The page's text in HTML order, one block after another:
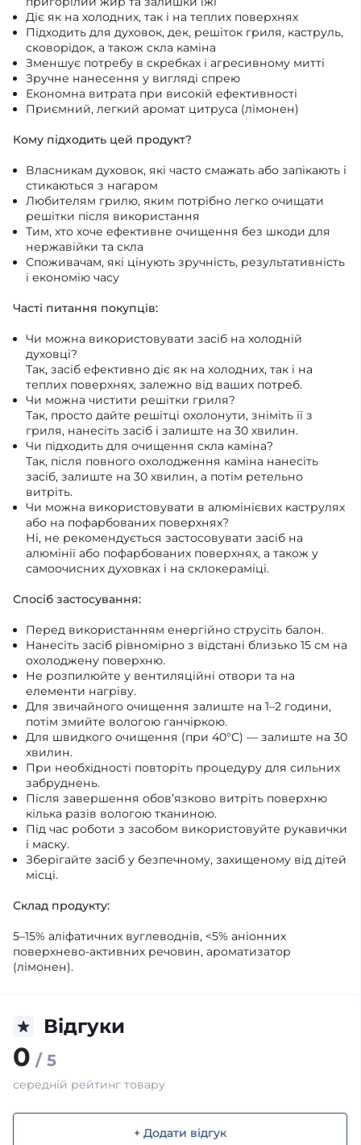
Діє як на холодних, так і на теплих поверхнях
Підходить для духовок, дек, решіток гриля, каструль,
сковорідок, а також скла каміна
Зменшує потребу в скребках і агресивному митті
Зручне нанесення у вигляді спрею
Економна витрата при високій ефективності
Приємний, легкий аромат цитруса (лімонен)
Кому підходить цей продукт?
Власникам духовок, які часто смажать або запікають і
стикаються з нагаром
Любителям грилю, яким потрібно легко очищати
решітки після використання
Тим, хто хоче ефективне очищення без шкоди для
нержавійки та скла
Споживачам, які цінують зручність, результативність
і економію часу
Часті питання покупців:
Чи можна використовувати засіб на холодній
духовці?
Так, засіб ефективно діє як на холодних, так і на
теплих поверхнях, залежно від ваших потреб.
Чи можна чистити решітки гриля?
Так, просто дайте решітці охолонути, зніміть її з
гриля, нанесіть засіб і залиште на 30 хвилин.
Чи підходить для очищення скла каміна?
Так, після повного охолодження каміна нанесіть
засіб, залиште на 30 хвилин, а потім ретельно
витріть.
Чи можна використовувати в алюмінієвих каструлях
або на пофарбованих поверхнях?
Ні, не рекомендується застосовувати засіб на
алюмінії або пофарбованих поверхнях, а також у
самоочисних духовках і на склокераміці.
Спосіб застосування:
Перед використанням енергійно струсіть балон.
Нанесіть засіб рівномірно з відстані близько 15 см на
охолоджену поверхню.
Не розпилюйте у вентиляційні отвори та на
елементи нагріву.
Для звичайного очищення залиште на 1–2 години,
потім змийте вологою ганчіркою.
Для швидкого очищення (при 40°C) — залиште на 30
хвилин.
При необхідності повторіть процедуру для сильних
забруднень.
Після завершення обов’язково витріть поверхню
кілька разів вологою тканиною.
Під час роботи з засобом використовуйте рукавички
і маску.
Зберігайте засіб у безпечному, захищеному від дітей
місці.
Склад продукту:
5–15% аліфатичних вуглеводнів, <5% аніонних
поверхнево-активних речовин, ароматизатор
(лімонен).
Відгуки
0 / 5
середній рейтинг товару
+ Додати відгук